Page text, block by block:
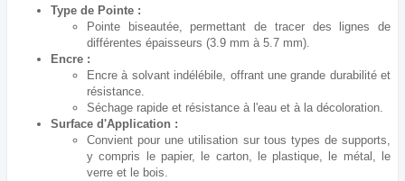
Type de Pointe :
Pointe biseautée, permettant de tracer des lignes de
différentes épaisseurs (3.9 mm à 5.7 mm).
Encre :
Encre à solvant indélébile, offrant une grande durabilité et
résistance.
Séchage rapide et résistance à l'eau et à la décoloration.
Surface d'Application :
Convient pour une utilisation sur tous types de supports,
y compris le papier, le carton, le plastique, le métal, le
verre et le bois.